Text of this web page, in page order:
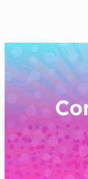
contenu